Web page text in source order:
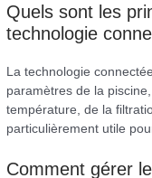
Quels sont les
technologie
La technologie
paramètres de la
température, de la
particulièrement utile
Comment gérer